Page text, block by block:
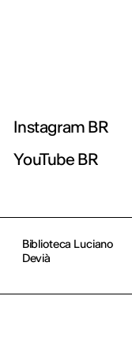
Instagram BR
YouTube BR
Biblioteca Luciano
Devià